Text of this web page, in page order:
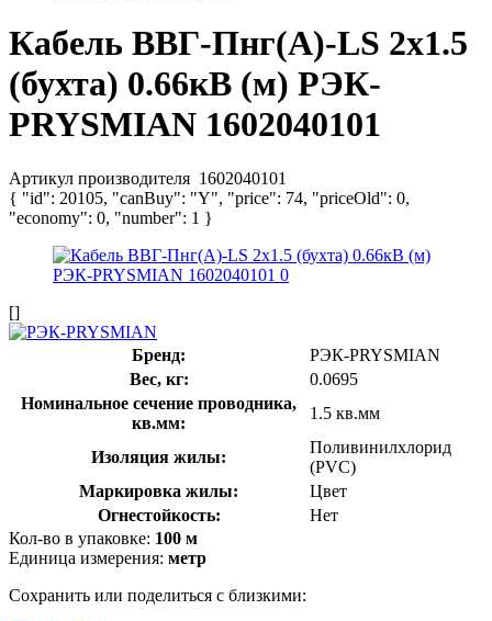
Кабель ВВГ-Пнг(А)-LS 2х1.5
(бухта) 0.66кВ (м) РЭК-
PRYSMIAN 1602040101
Артикул производителя 1602040101
{ "id": 20105, "canBuy": "Y", "price": 74, "priceOld": 0,
"economy": 0, "number": 1 }
[]
Бренд:
РЭК-PRYSMIAN
Вес, кг:
0.0695
Номинальное сечение проводника,
кв.мм:
1.5 кв.мм
Изоляция жилы:
Поливинилхлорид
(PVC)
Маркировка жилы:
Цвет
Огнестойкость:
Нет
Кол-во в упаковке: 100 м
Единица измерения: метр
Сохранить или поделиться с близкими: